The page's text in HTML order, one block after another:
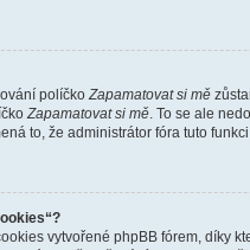
políčko Zapamatovat si mě
Zapamatovat si mě . To se ale
to, že administrátor fóra tuto funkci
vytvořené phpBB fórem, díky